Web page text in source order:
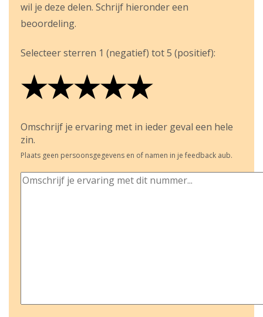
wil je deze delen. Schrijf hieronder een
beoordeling.
Selecteer sterren 1 (negatief) tot 5 (positief):
★
★★
★★★
★★★★
★★★★★
Omschrijf je ervaring met in ieder geval een hele
zin.
Plaats geen persoonsgegevens en of namen in je feedback aub.